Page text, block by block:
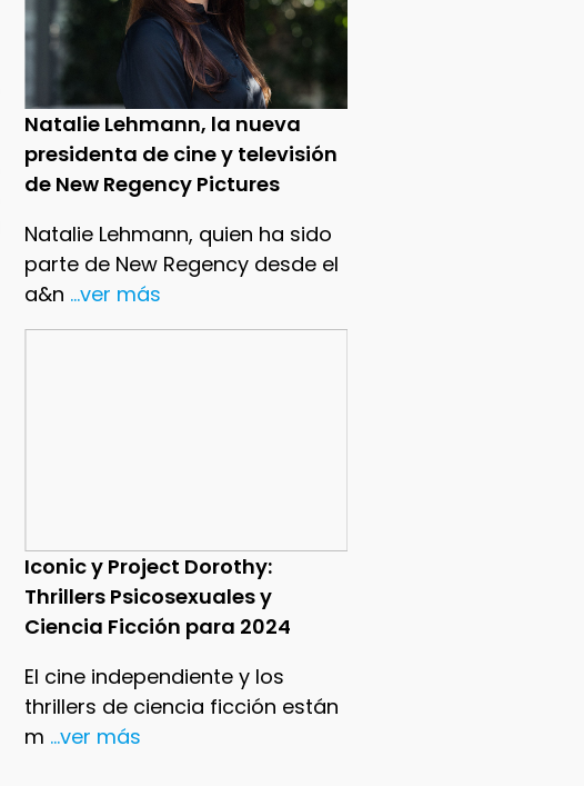
Natalie Lehmann, la nueva
presidenta de cine y televisión
de New Regency Pictures
Natalie Lehmann, quien ha sido
parte de New Regency desde el
a&n ...ver más
Iconic y Project Dorothy:
Thrillers Psicosexuales y
Ciencia Ficción para 2024
El cine independiente y los
thrillers de ciencia ficción están
m ...ver más